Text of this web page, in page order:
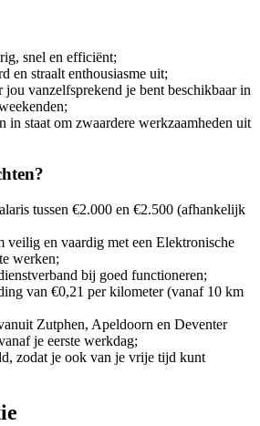
snel en efficiënt;
en straalt enthousiasme uit;
vanzelfsprekend je bent beschikbaar in
in staat om zwaardere werkzaamheden uit
tussen €2.000 en €2.500 (afhankelijk
veilig en vaardig met een Elektronische
werken;
bij goed functioneren;
van €0,21 per kilometer (vanaf 10 km
Zutphen, Apeldoorn en Deventer
je eerste werkdag;
zodat je ook van je vrije tijd kunt